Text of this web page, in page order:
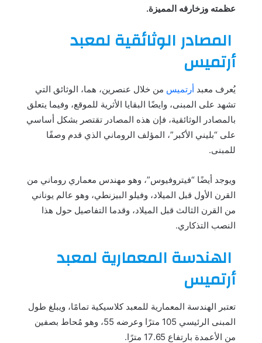
عظمته وزخارفه المميزة.
المصادر الوثائقية لمعبد
أرتميس
يُعرف معبد أرتميس من خلال عنصرين، هما، الوثائق التي
تشهد على المبنى، وايضًا البقايا الأثرية للموقع، وفيما يتعلق
بالمصادر الوثائقية، فإن هذه المصادر تقتصر بشكل أساسي
على “بليني الأكبر”، المؤلف الروماني الذي قدم وصفًا
للمبنى.
ويوجد أيضًا “فيتروفيوس”، وهو مهندس معماري روماني من
القرن الأول قبل الميلاد، وفيلو البيزنطي، وهو عالم يوناني
من القرن الثالث قبل الميلاد، وقدما التفاصيل حول هذا
النصب التذكاري.
الهندسة المعمارية لمعبد
أرتميس
تعتبر الهندسة المعمارية للمعبد كلاسيكية تمامًا، ويبلغ طول
المبنى الرئيسي 105 مترًا وعرضه 55، وهو مُحاط بصفين
من الأعمدة بارتفاع 17.65 مترًا.